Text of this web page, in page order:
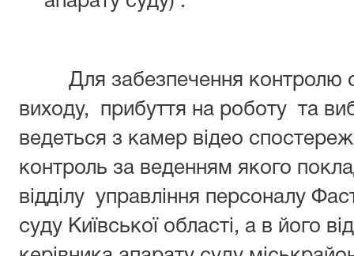
Для забезпечення контролю
виходу, прибуття на роботу та
ведеться з камер відео
контроль за веденням якого
відділу управління персоналу
суду Київської області, а в його